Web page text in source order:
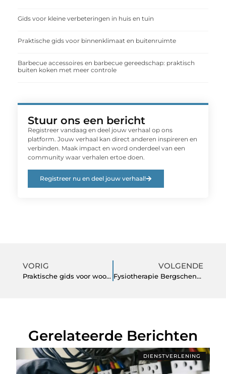
Gids voor kleine verbeteringen in huis en tuin
Praktische gids voor binnenklimaat en buitenruimte
Barbecue accessoires en barbecue gereedschap: praktisch
buiten koken met meer controle
Stuur ons een bericht
Registreer vandaag en deel jouw verhaal op ons
platform. Jouw verhaal kan direct anderen inspireren en
verbinden. Maak impact en word onderdeel van een
community waar verhalen ertoe doen.
Registreer nu en deel jouw verhaal!
VORIG
Praktische gids voor wooninspiratie en tuinideeën
VOLGENDE
Fysiotherapie Bergschenhoek: professionele hulp bij pijn, herstel en beweging
Gerelateerde Berichten
DIENSTVERLENING